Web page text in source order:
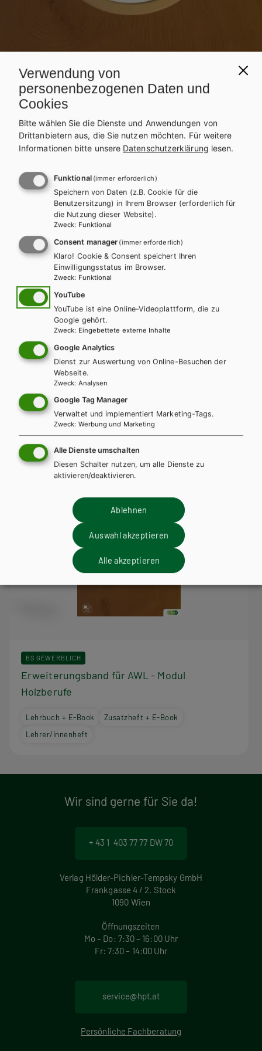
BS AWL FÜR GEWERBLICHE BERUFSSCHULEN
AWL – Modul Holzberufe
Auf dieser Seite finden Sie kostenlose Unterrichtsmaterialien zu
unseren Schulbüchern.
INHALTE FÜR LEHRER/INNEN
Für diese Inhalte müssen Sie mit einem
registriert sein.
Kopiervorlage: Kalkulationsblatt
Diese Bücher könnten Sie
ebenfalls interessieren
BS GEWERBLICH
Erweiterungsband für AWL - Modul
Holzberufe
Lehrbuch + E-Book
Zusatzheft + E-Book
Lehrer/innenheft
Wir sind gerne für Sie da!
+ 43 1 403 77 77 DW 70
Verlag Hölder-Pichler-Tempsky GmbH
Frankgasse 4 / 2. Stock
1090 Wien
Öffnungszeiten
Mo – Do: 7:30 – 16:00 Uhr
Fr: 7:30 – 14:00 Uhr
service@hpt.at
Persönliche Fachberatung
Verwendung von
personenbezogenen Daten und
Cookies
Bitte wählen Sie die Dienste und Anwendungen von
Drittanbietern aus, die Sie nutzen möchten. Für weitere
Informationen bitte unsere Datenschutzerklärung lesen.
Funktional (immer erforderlich)
Speichern von Daten (z.B. Cookie für die
Benutzersitzung) in Ihrem Browser (erforderlich für
die Nutzung dieser Website).
Zweck: Funktional
Consent manager (immer erforderlich)
Klaro! Cookie & Consent speichert Ihren
Einwilligungsstatus im Browser.
Zweck: Funktional
YouTube
YouTube ist eine Online-Videoplattform, die zu
Google gehört.
Zweck: Eingebettete externe Inhalte
Google Analytics
Dienst zur Auswertung von Online-Besuchen der
Webseite.
Zweck: Analysen
Google Tag Manager
Verwaltet und implementiert Marketing-Tags.
Zweck: Werbung und Marketing
Alle Dienste umschalten
Diesen Schalter nutzen, um alle Dienste zu
aktivieren/deaktivieren.
Ablehnen
Auswahl akzeptieren
Alle akzeptieren